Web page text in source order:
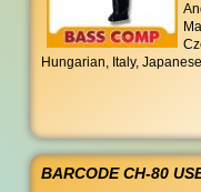
Hungarian, Italy,
BARCODE CH-80